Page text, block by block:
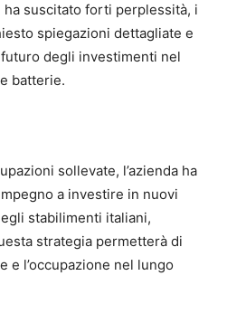
suscitato forti perplessità, i
spiegazioni dettagliate e
degli investimenti nel
batterie.
sollevate, l’azienda ha
a investire in nuovi
stabilimenti italiani,
strategia permetterà di
e l’occupazione nel lungo